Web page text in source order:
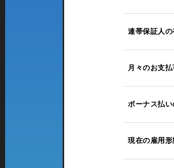
連帯保証人の
月々のお支
ボーナス払い
現在の雇用形